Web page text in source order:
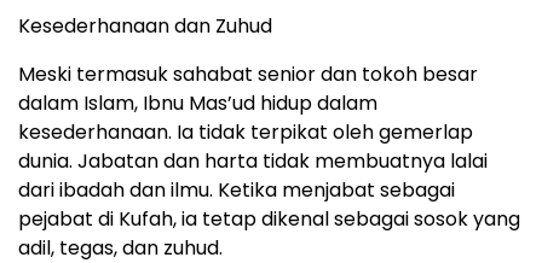
Kesederhanaan dan Zuhud
Meski termasuk sahabat senior dan tokoh besar
dalam Islam, Ibnu Mas’ud hidup dalam
kesederhanaan. Ia tidak terpikat oleh gemerlap
dunia. Jabatan dan harta tidak membuatnya lalai
dari ibadah dan ilmu. Ketika menjabat sebagai
pejabat di Kufah, ia tetap dikenal sebagai sosok yang
adil, tegas, dan zuhud.